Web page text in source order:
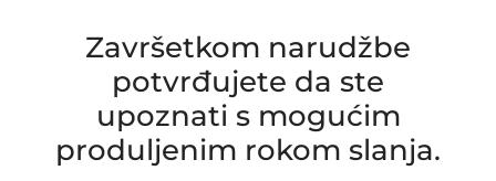
Završetkom narudžbe
potvrđujete da ste
upoznati s mogućim
produljenim rokom slanja.
Click to enlarge